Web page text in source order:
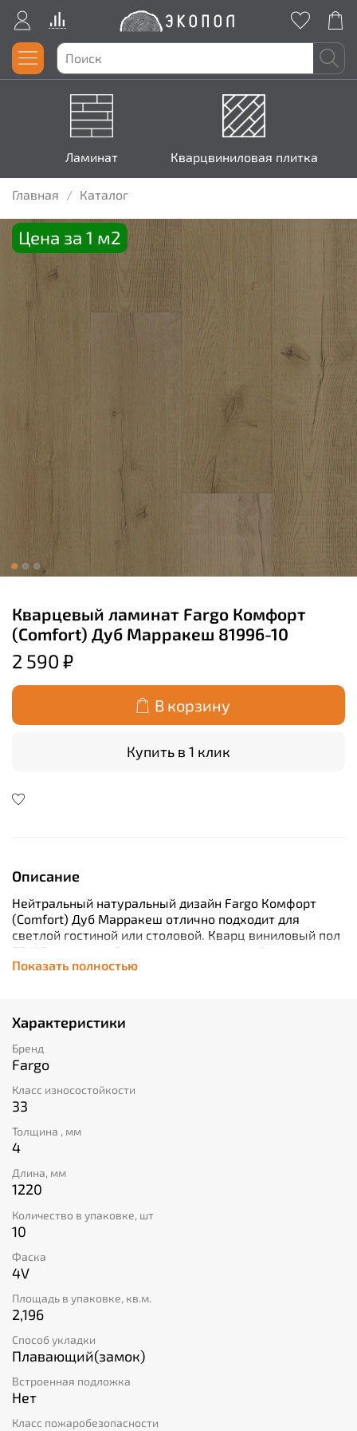
Ламинат Кварцвиниловая плитка
Главная Каталог
Цена за 1 м2
Кварцевый ламинат Fargo Комфорт
(Comfort) Дуб Марракеш 81996-10
2 590 ₽
В корзину
Купить в 1 клик
Описание
Нейтральный натуральный дизайн Fargo Комфорт
(Comfort) Дуб Марракеш отлично подходит для
светлой гостиной или столовой. Кварц виниловый пол
33/42 класса не боится жира, влаги или брызг от
шампанского и обладает стойкостью к ударам и даже
Напольное покрытие ни в коем случае не должно
быть скользким — Fargo отвечает и этим
требованиям и станет прекрасным решением для
вашего интерьера.
Показать полностью
Характеристики
Бренд
Fargo
Класс износостойкости
33
Толщина , мм
4
Длина, мм
1220
Количество в упаковке, шт
10
Фаска
4V
Площадь в упаковке, кв.м.
2,196
Способ укладки
Плавающий(замок)
Встроенная подложка
Нет
Класс пожаробезопасности